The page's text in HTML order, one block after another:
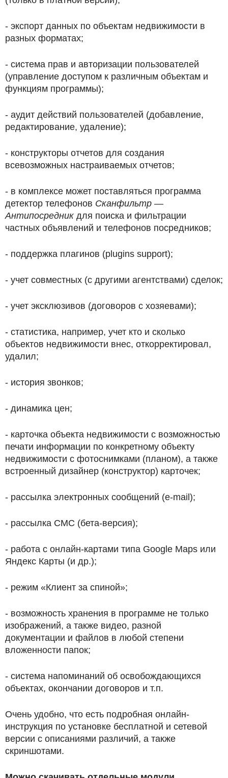
- экспорт данных по объектам недвижимости в
разных форматах;
- система прав и авторизации пользователей
(управление доступом к различным объектам и
функциям программы);
- аудит действий пользователей (добавление,
редактирование, удаление);
- конструкторы отчетов для создания
всевозможных настраиваемых отчетов;
- в комплексе может поставляться программа
детектор телефонов Сканфильтр —
Антипосредник для поиска и фильтрации
частных объявлений и телефонов посредников;
- поддержка плагинов (plugins support);
- учет совместных (с другими агентствами) сделок;
- учет эксклюзивов (договоров с хозяевами);
- статистика, например, учет кто и сколько
объектов недвижимости внес, откорректировал,
удалил;
- история звонков;
- динамика цен;
- карточка объекта недвижимости с возможностью
печати информации по конкретному объекту
недвижимости с фотоснимками (планом), а также
встроенный дизайнер (конструктор) карточек;
- рассылка электронных сообщений (e-mail);
- рассылка СМС (бета-версия);
- работа с онлайн-картами типа Google Maps или
Яндекс Карты (и др.);
- режим «Клиент за спиной»;
- возможность хранения в программе не только
изображений, а также видео, разной
документации и файлов в любой степени
вложенности папок;
- система напоминаний об освобождающихся
объектах, окончании договоров и т.п.
Очень удобно, что есть подробная онлайн-
инструкция по установке бесплатной и сетевой
версии с описаниями различий, а также
скриншотами.